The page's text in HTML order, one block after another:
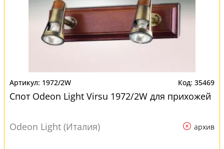
1972/2W 35469
Спот Odeon Light Virsu 1972/2W для прихожей
Odeon Light (Италия) архив